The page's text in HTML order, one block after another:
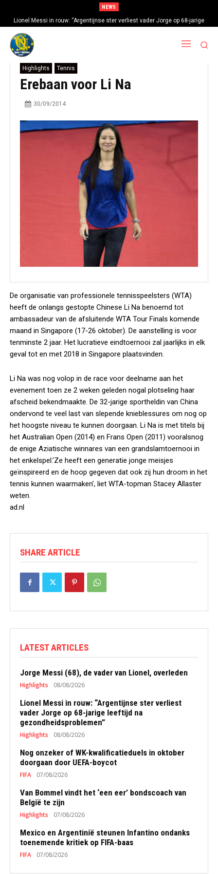
NEWS
Lionel Messi in rouw: “Argentijnse ster verliest vader Jorge op 68-jarige
leeftijd na gezondheidsproblemen”
Highlights Tennis
Erebaan voor Li Na
30/09/2014
De organisatie van professionele tennisspeelsters (WTA)
heeft de onlangs gestopte Chinese Li Na benoemd tot
ambassadeur van de afsluitende WTA Tour Finals komende
maand in Singapore (17-26 oktober). De aanstelling is voor
tenminste 2 jaar. Het lucratieve eindtoernooi zal jaarlijks in elk
geval tot en met 2018 in Singapore plaatsvinden.
Li Na was nog volop in de race voor deelname aan het
evenement toen ze 2 weken geleden nogal plotseling haar
afscheid bekendmaakte. De 32-jarige sportheldin van China
ondervond te veel last van slepende knieblessures om nog op
het hoogste niveau te kunnen doorgaan. Li Na is met titels bij
het Australian Open (2014) en Frans Open (2011) vooralsnog
de enige Aziatische winnares van een grandslamtoernooi in
het enkelspel.’Ze heeft een generatie jonge meisjes
geïnspireerd en de hoop gegeven dat ook zij hun droom in het
tennis kunnen waarmaken’, liet WTA-topman Stacey Allaster
weten.
ad.nl
SHARE ARTICLE
LATEST ARTICLES
Jorge Messi (68), de vader van Lionel, overleden
Highlights 08/08/2026
Lionel Messi in rouw: “Argentijnse ster verliest
vader Jorge op 68-jarige leeftijd na
gezondheidsproblemen”
Highlights 08/08/2026
Nog onzeker of WK-kwalificatieduels in oktober
doorgaan door UEFA-boycot
FIFA 07/08/2026
Van Bommel vindt het ‘een eer’ bondscoach van
België te zijn
Highlights 07/08/2026
Mexico en Argentinië steunen Infantino ondanks
toenemende kritiek op FIFA-baas
FIFA 07/08/2026